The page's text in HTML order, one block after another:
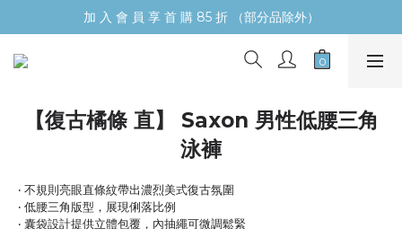
加 入 會 員 享 首 購 85 折 （部分品除外）
【復古橘條 直】 Saxon 男性低腰三角
泳褲
‧ 不規則亮眼直條紋帶出濃烈美式復古氛圍
‧ 低腰三角版型，展現俐落比例
‧ 囊袋設計提供立體包覆，內抽繩可微調鬆緊